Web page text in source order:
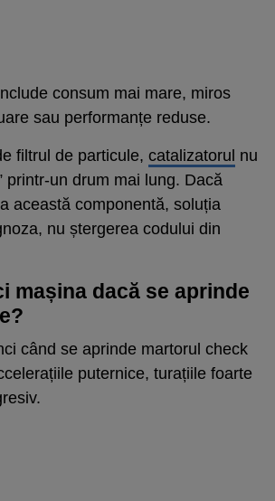
consum mai mare, miros
sau performanțe reduse.
filtrul de particule, catalizatorul nu
printr-un drum mai lung. Dacă
această componentă, soluția
nu ștergerea codului din
mașina dacă se aprinde
când se aprinde martorul check
puternice, turațiile foarte